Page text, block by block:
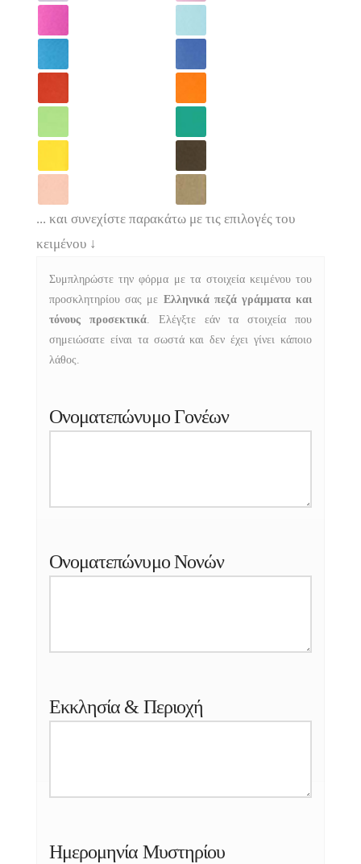
... και συνεχίστε παρακάτω με τις επιλογές του
κειμένου ↓
Συμπληρώστε την φόρμα με τα στοιχεία κειμένου του
προσκλητηρίου σας με Ελληνικά πεζά γράμματα και
τόνους προσεκτικά. Ελέγξτε εάν τα στοιχεία που
σημειώσατε είναι τα σωστά και δεν έχει γίνει κάποιο
λάθος.
Ονοματεπώνυμο Γονέων
Ονοματεπώνυμο Νονών
Εκκλησία & Περιοχή
Ημερομηνία Μυστηρίου